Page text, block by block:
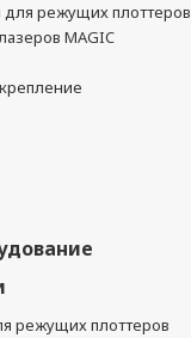
для режущих плоттеров
MAGIC
режущих плоттеров